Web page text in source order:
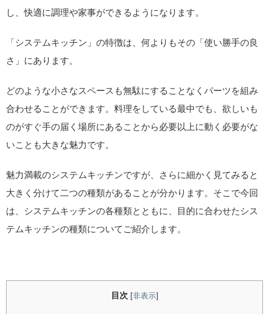
し、快適に調理や家事ができるようになります。
「システムキッチン」の特徴は、何よりもその「使い勝手の良
さ」にあります。
どのような小さなスペースも無駄にすることなくパーツを組み
合わせることができます。料理をしている最中でも、欲しいも
のがすぐ手の届く場所にあることから必要以上に動く必要がな
いことも大きな魅力です。
魅力満載のシステムキッチンですが、さらに細かく見てみると
大きく分けて二つの種類があることが分かります。そこで今回
は、システムキッチンの各種類とともに、目的に合わせたシス
テムキッチンの種類についてご紹介します。
目次 [非表示]